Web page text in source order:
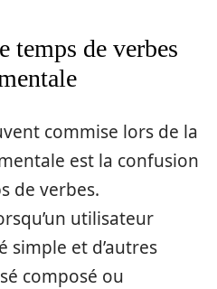
temps de verbes
commise lors de la
est la confusion
de verbes.
utilisateur
simple et d’autres
composé ou